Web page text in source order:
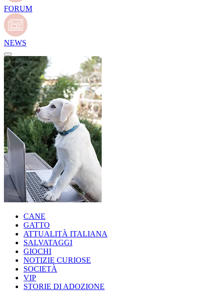
FORUM
NEWS
CANE
GATTO
ATTUALITÀ ITALIANA
SALVATAGGI
GIOCHI
NOTIZIE CURIOSE
SOCIETÀ
VIP
STORIE DI ADOZIONE